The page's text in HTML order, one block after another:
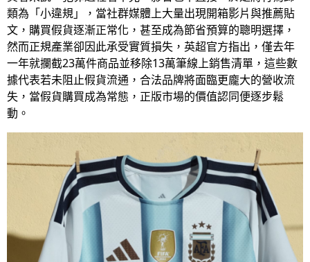
類為「小違規」，當社群媒體上大量出現開箱影片與推薦貼
文，購買假貨逐漸正常化，甚至成為節省預算的聰明選擇，
然而正規產業卻因此承受實質損失，英超官方指出，僅去年
一年就攔截23萬件商品並移除13萬筆線上銷售清單，這些數
據代表若未阻止假貨流通，合法品牌將面臨更龐大的營收流
失，當假貨購買成為常態，正版市場的價值認同便逐步鬆
動。